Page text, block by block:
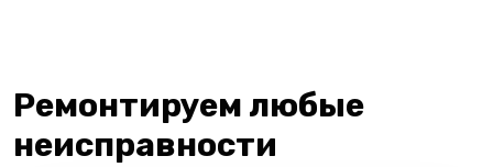
Ремонтируем любые
неисправности